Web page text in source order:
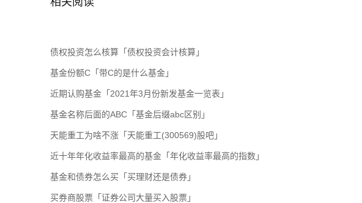
债权投资怎么核算「债权投资会计核算」
基金份额C「带C的是什么基金」
近期认购基金「2021年3月份新发基金一览表」
基金名称后面的ABC「基金后缀abc区别」
天能重工为啥不涨「天能重工(300569)股吧」
近十年年化收益率最高的基金「年化收益率最高的指数」
基金和债券怎么买「买理财还是债券」
买券商股票「证券公司大量买入股票」